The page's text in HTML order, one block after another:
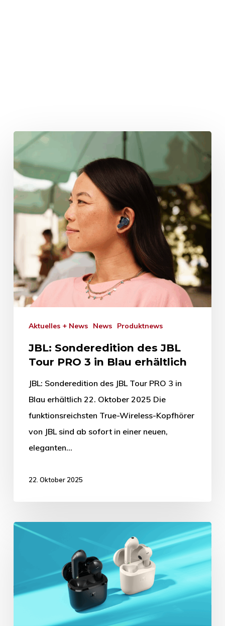
Aktuelles + News News Produktnews
JBL: Sonderedition des JBL
Tour PRO 3 in Blau erhältlich
JBL: Sonderedition des JBL Tour PRO 3 in
Blau erhältlich 22. Oktober 2025 Die
funktionsreichsten True-Wireless-Kopfhörer
von JBL sind ab sofort in einer neuen,
eleganten…
22. Oktober 2025